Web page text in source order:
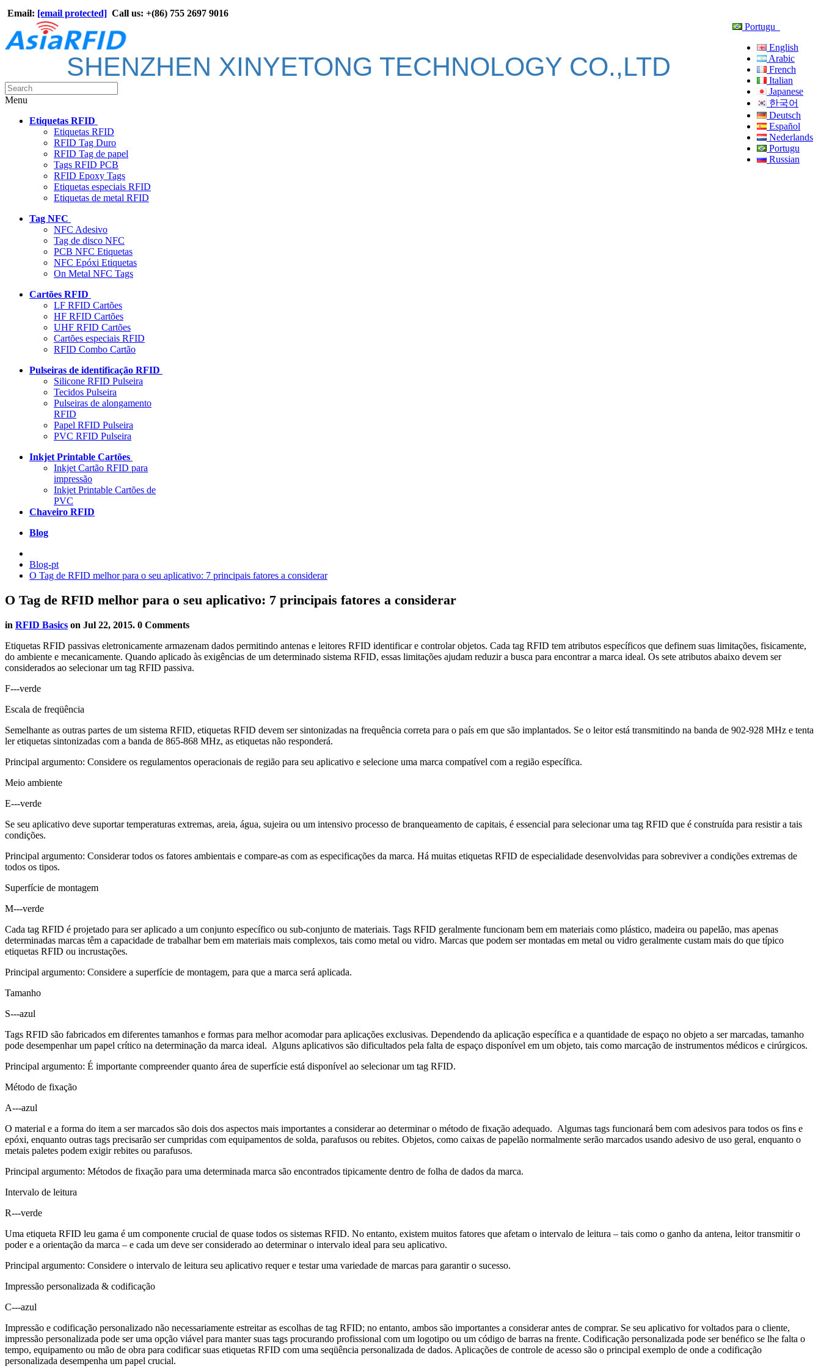
Email: [email protected] Call us: +(86) 755 2697 9016
Portugu
English
Arabic
French
Italian
Japanese
한국어
Deutsch
Español
Nederlands
Portugu
Russian
SHENZHEN XINYETONG TECHNOLOGY CO.,LTD
Menu
Etiquetas RFID
Etiquetas RFID
RFID Tag Duro
RFID Tag de papel
Tags RFID PCB
RFID Epoxy Tags
Etiquetas especiais RFID
Etiquetas de metal RFID
Tag NFC
NFC Adesivo
Tag de disco NFC
PCB NFC Etiquetas
NFC Epóxi Etiquetas
On Metal NFC Tags
Cartões RFID
LF RFID Cartões
HF RFID Cartões
UHF RFID Cartões
Cartões especiais RFID
RFID Combo Cartão
Pulseiras de identificação RFID
Silicone RFID Pulseira
Tecidos Pulseira
Pulseiras de alongamento
RFID
Papel RFID Pulseira
PVC RFID Pulseira
Inkjet Printable Cartões
Inkjet Cartão RFID para
impressão
Inkjet Printable Cartões de
PVC
Chaveiro RFID
Blog
Blog-pt
O Tag de RFID melhor para o seu aplicativo: 7 principais fatores a considerar
O Tag de RFID melhor para o seu aplicativo: 7 principais fatores a considerar
in RFID Basics on Jul 22, 2015. 0 Comments
Etiquetas RFID passivas eletronicamente armazenam dados permitindo antenas e leitores RFID identificar e controlar objetos. Cada tag RFID tem atributos específicos que definem suas limitações, fisicamente,
do ambiente e mecanicamente. Quando aplicado às exigências de um determinado sistema RFID, essas limitações ajudam reduzir a busca para encontrar a marca ideal. Os sete atributos abaixo devem ser
considerados ao selecionar um tag RFID passiva.
F---verde
Escala de freqüência
Semelhante as outras partes de um sistema RFID, etiquetas RFID devem ser sintonizadas na frequência correta para o país em que são implantados. Se o leitor está transmitindo na banda de 902-928 MHz e tenta
ler etiquetas sintonizadas com a banda de 865-868 MHz, as etiquetas não responderá.
Principal argumento: Considere os regulamentos operacionais de região para seu aplicativo e selecione uma marca compatível com a região específica.
Meio ambiente
E---verde
Se seu aplicativo deve suportar temperaturas extremas, areia, água, sujeira ou um intensivo processo de branqueamento de capitais, é essencial para selecionar uma tag RFID que é construída para resistir a tais
condições.
Principal argumento: Considerar todos os fatores ambientais e compare-as com as especificações da marca. Há muitas etiquetas RFID de especialidade desenvolvidas para sobreviver a condições extremas de
todos os tipos.
Superfície de montagem
M---verde
Cada tag RFID é projetado para ser aplicado a um conjunto específico ou sub-conjunto de materiais. Tags RFID geralmente funcionam bem em materiais como plástico, madeira ou papelão, mas apenas
determinadas marcas têm a capacidade de trabalhar bem em materiais mais complexos, tais como metal ou vidro. Marcas que podem ser montadas em metal ou vidro geralmente custam mais do que típico
etiquetas RFID ou incrustações.
Principal argumento: Considere a superfície de montagem, para que a marca será aplicada.
Tamanho
S---azul
Tags RFID são fabricados em diferentes tamanhos e formas para melhor acomodar para aplicações exclusivas. Dependendo da aplicação específica e a quantidade de espaço no objeto a ser marcadas, tamanho
pode desempenhar um papel crítico na determinação da marca ideal. Alguns aplicativos são dificultados pela falta de espaço disponível em um objeto, tais como marcação de instrumentos médicos e cirúrgicos.
Principal argumento: É importante compreender quanto área de superfície está disponível ao selecionar um tag RFID.
Método de fixação
A---azul
O material e a forma do item a ser marcados são dois dos aspectos mais importantes a considerar ao determinar o método de fixação adequado. Algumas tags funcionará bem com adesivos para todos os fins e
epóxi, enquanto outras tags precisarão ser cumpridas com equipamentos de solda, parafusos ou rebites. Objetos, como caixas de papelão normalmente serão marcados usando adesivo de uso geral, enquanto o
metais paletes podem exigir rebites ou parafusos.
Principal argumento: Métodos de fixação para uma determinada marca são encontrados tipicamente dentro de folha de dados da marca.
Intervalo de leitura
R---verde
Uma etiqueta RFID leu gama é um componente crucial de quase todos os sistemas RFID. No entanto, existem muitos fatores que afetam o intervalo de leitura – tais como o ganho da antena, leitor transmitir o
poder e a orientação da marca – e cada um deve ser considerado ao determinar o intervalo ideal para seu aplicativo.
Principal argumento: Considere o intervalo de leitura seu aplicativo requer e testar uma variedade de marcas para garantir o sucesso.
Impressão personalizada & codificação
C---azul
Impressão e codificação personalizado não necessariamente estreitar as escolhas de tag RFID; no entanto, ambos são importantes a considerar antes de comprar. Se seu aplicativo for voltados para o cliente,
impressão personalizada pode ser uma opção viável para manter suas tags procurando profissional com um logotipo ou um código de barras na frente. Codificação personalizada pode ser benéfico se lhe falta o
tempo, equipamento ou mão de obra para codificar suas etiquetas RFID com uma seqüência personalizada de dados. Aplicações de controle de acesso são o principal exemplo de onde a codificação
personalizada desempenha um papel crucial.